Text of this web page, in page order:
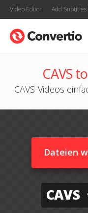
Video Editor Add Subtitles
CAVS
CAVS-Videos
Dateien
CAVS